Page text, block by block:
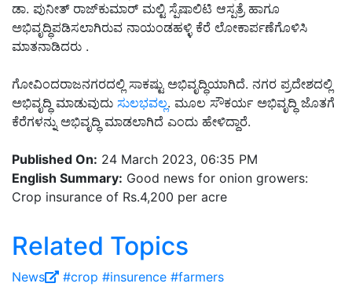
ಡಾ. ಪುನೀತ್ ರಾಜ್‍ಕುಮಾರ್ ಮಲ್ಟಿ ಸ್ಪೆಷಾಲಿಟಿ ಆಸ್ಪತ್ರೆ ಹಾಗೂ
ಅಭಿವೃದ್ಧಿಪಡಿಸಲಾಗಿರುವ ನಾಯಂಡಹಳ್ಳಿ ಕೆರೆ ಲೋಕಾರ್ಪಣೆಗೊಳಿಸಿ
ಮಾತನಾಡಿದರು .
ಗೋವಿಂದರಾಜನಗರದಲ್ಲಿ ಸಾಕಷ್ಟು ಅಭಿವೃದ್ಧಿಯಾಗಿದೆ. ನಗರ ಪ್ರದೇಶದಲ್ಲಿ
ಅಭಿವೃದ್ಧಿ ಮಾಡುವುದು ಸುಲಭವಲ್ಲ. ಮೂಲ ಸೌಕರ್ಯ ಅಭಿವೃದ್ಧಿ ಜೊತಗೆ
ಕೆರೆಗಳನ್ನು ಅಭಿವೃದ್ಧಿ ಮಾಡಲಾಗಿದೆ ಎಂದು ಹೇಳಿದ್ದಾರೆ.
Published On: 24 March 2023, 06:35 PM
English Summary: Good news for onion growers:
Crop insurance of Rs.4,200 per acre
Related Topics
News
#crop #insurence #farmers